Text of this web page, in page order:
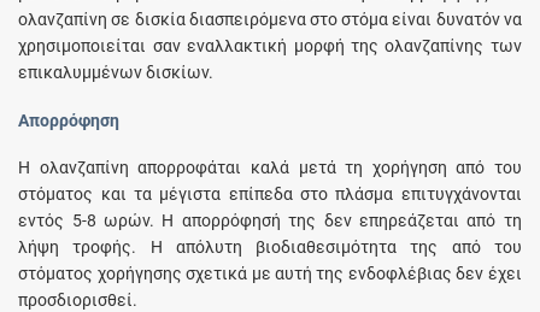
ολανζαπίνη σε δισκία διασπειρόμενα στο στόμα είναι δυνατόν να
χρησιμοποιείται σαν εναλλακτική μορφή της ολανζαπίνης των
επικαλυμμένων δισκίων.
Απορρόφηση
Η ολανζαπίνη απορροφάται καλά μετά τη χορήγηση από του
στόματος και τα μέγιστα επίπεδα στο πλάσμα επιτυγχάνονται
εντός 5-8 ωρών. H απορρόφησή της δεν επηρεάζεται από τη
λήψη τροφής. Η απόλυτη βιοδιαθεσιμότητα της από του
στόματος χορήγησης σχετικά με αυτή της ενδοφλέβιας δεν έχει
προσδιορισθεί.